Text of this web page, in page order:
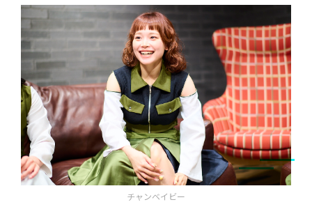
チャンベイビー